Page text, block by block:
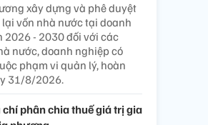
xây dựng và phê duyệt
lại vốn nhà nước tại doanh
2026 - 2030 đối với các
nước, doanh nghiệp có
phạm vi quản lý, hoàn
31/8/2026.
chí phân chia thuế giá trị gia